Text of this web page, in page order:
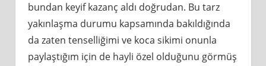
bundan keyif kazanç aldı doğrudan. Bu tarz
yakınlaşma durumu kapsamında bakıldığında
da zaten tenselliğimi ve koca sikimi onunla
paylaştığım için de hayli özel olduğunu görmüş